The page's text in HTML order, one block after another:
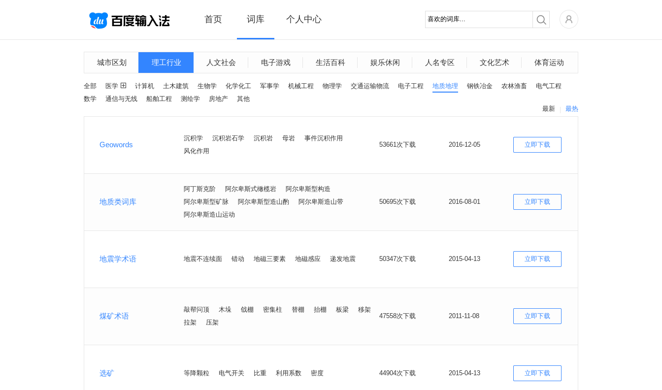
首页 词库 个人中心
城市区划 理工行业 人文社会 电子游戏 生活百科 娱乐休闲 人名专区 文化艺术 体育运动
全部 医学 计算机 土木建筑 生物学 化学化工 军事学 机械工程 物理学 交通运输物流 电子工程 地质地理 钢铁冶金 农林渔畜
电气工程
数学
通信与无线 船舶工程 测绘学 房地产
其他
最热
最新
Geowords
沉积学 沉积岩石学 沉积岩 母岩
事件沉积作用
风化作用
53661次下载 2016-12-05 立即下载
地质类词库
阿丁斯克阶 阿尔卑斯式橄榄岩
阿尔卑斯型构造
阿尔卑斯型矿脉
阿尔卑斯型造山酌
阿尔卑斯造山带
阿尔卑斯造山运动
50695次下载 2016-08-01 立即下载
地震学术语 地震不连续面 错动 地磁三要素 地磁感应 递发地震 50347次下载 2015-04-13 立即下载
煤矿术语
敲帮问顶 木垛 戗棚 密集柱 替棚 抬棚 板梁
移架
拉架
压架
47558次下载 2011-11-08 立即下载
选矿 等降颗粒 电气开关 比重 利用系数 密度 44904次下载 2015-04-13 立即下载